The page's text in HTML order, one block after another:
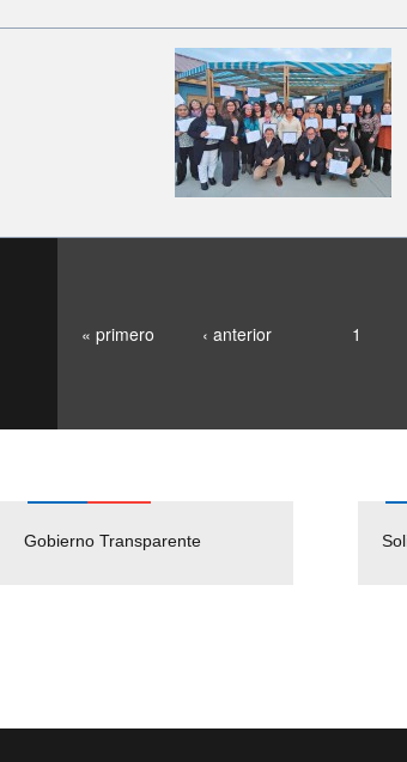
« primero ‹ anterior 1
Gobierno Transparente Pago